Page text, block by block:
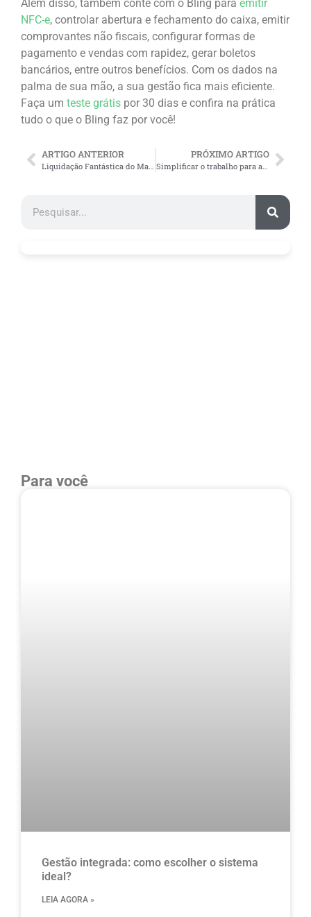
Além disso, também conte com o Bling para emitir
NFC-e, controlar abertura e fechamento do caixa, emitir
comprovantes não fiscais, configurar formas de
pagamento e vendas com rapidez, gerar boletos
bancários, entre outros benefícios. Com os dados na
palma de sua mão, a sua gestão fica mais eficiente.
Faça um teste grátis por 30 dias e confira na prática
tudo o que o Bling faz por você!
ARTIGO ANTERIOR PRÓXIMO ARTIGO
Simplificar o trabalho para ampliar a operação
Para você
Gestão integrada: como escolher o sistema
ideal?
LEIA AGORA »